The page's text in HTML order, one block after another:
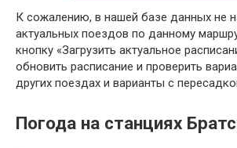
К сожалению, в нашей базе данных не
актуальных поездов по данному
кнопку «Загрузить актуальное
обновить расписание и проверить
других поездах и варианты с
Погода на станциях